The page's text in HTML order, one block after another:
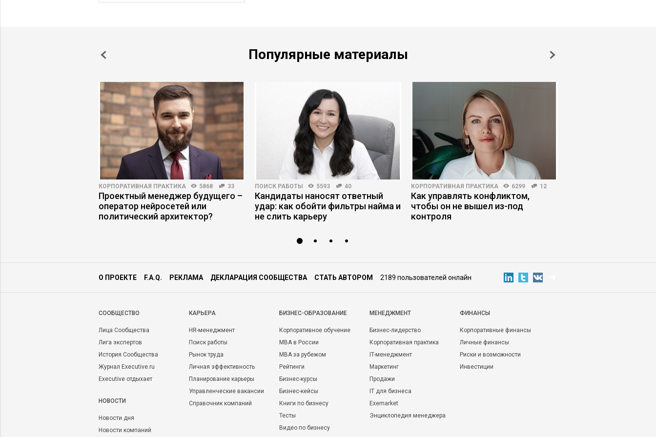
Популярные материалы
КОРПОРАТИВНАЯ ПРАКТИКА 5868 33
Проектный менеджер будущего –
оператор нейросетей или
политический архитектор?
ПОИСК РАБОТЫ 5593 40
Кандидаты наносят ответный
удар: как обойти фильтры найма и
не слить карьеру
КОРПОРАТИВНАЯ ПРАКТИКА 6299 12
Как управлять конфликтом,
чтобы он не вышел из-под
контроля
О ПРОЕКТЕ F.A.Q. РЕКЛАМА ДЕКЛАРАЦИЯ СООБЩЕСТВА СТАТЬ АВТОРОМ 2189 пользователей онлайн
CООБЩЕСТВО
Лица Сообщества
Лига экспертов
История Сообщества
Журнал Executive.ru
Executive отдыхает
НОВОСТИ
Новости дня
Новости компаний
КАРЬЕРА
HR-менеджмент
Поиск работы
Рынок труда
Личная эффективность
Планирование карьеры
Управленческие вакансии
Справочник компаний
БИЗНЕС-ОБРАЗОВАНИЕ
Корпоративное обучение
MBA в России
MBA за рубежом
Рейтинги
Бизнес-курсы
Бизнес-кейсы
Книги по бизнесу
Тесты
Видео по бизнесу
МЕНЕДЖМЕНТ
Бизнес-лидерство
Корпоративная практика
IT-менеджмент
Маркетинг
Продажи
IT для бизнеса
Exemarket
Энциклопедия менеджера
ФИНАНСЫ
Корпоративные финансы
Личные финансы
Риски и возможности
Инвестиции